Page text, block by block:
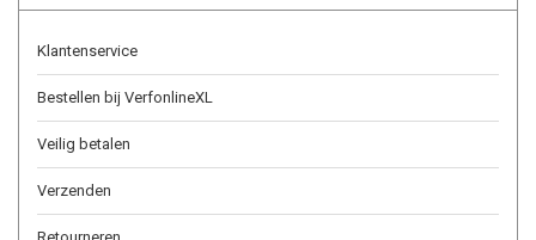
Klantenservice
Bestellen bij VerfonlineXL
Veilig betalen
Verzenden